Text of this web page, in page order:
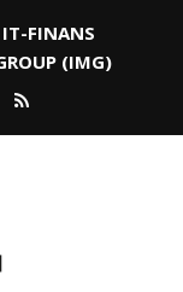
FINANS
(IMG)